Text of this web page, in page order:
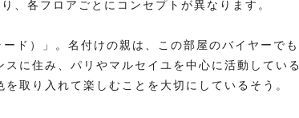
、各フロアごとにコンセプトが異なります。
ド）」。名付けの親は、この部屋のバイヤーでも
に住み、パリやマルセイユを中心に活動している
取り入れて楽しむことを大切にしているそう。